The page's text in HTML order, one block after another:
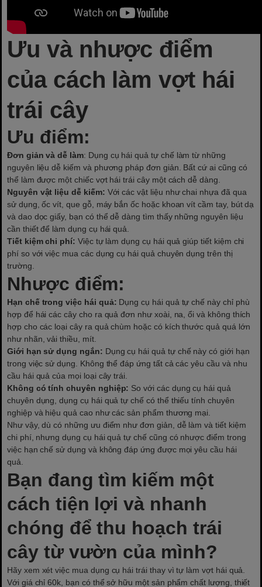
Ưu và nhược điểm
của cách làm vợt hái
trái cây
Ưu điểm:
Đơn giản và dễ làm: Dụng cụ hái quả tự chế làm từ những
nguyên liệu dễ kiếm và phương pháp đơn giản. Bất cứ ai cũng có
thể làm được một chiếc vợt hái trái cây một cách dễ dàng.
Nguyên vật liệu dễ kiếm: Với các vật liệu như chai nhựa đã qua
sử dụng, ốc vít, que gỗ, máy bắn ốc hoặc khoan vít cầm tay, bút dạ
và dao dọc giấy, bạn có thể dễ dàng tìm thấy những nguyên liệu
cần thiết để làm dụng cụ hái quả.
Tiết kiệm chi phí: Việc tự làmdụng cụ hái quả giúp tiết kiệm chi
phí so với việc mua các dụng cụ hái quả chuyên dụng trên thị
trường.
Nhược điểm:
Hạn chế trong việc hái quả: Dụng cụ hái quả tự chế này chỉ phù
hợp để hái các cây cho ra quả đơn như xoài, na, ổi và không thích
hợp cho các loại cây ra quả chùm hoặc có kích thước quả quá lớn
như nhãn, vải thiều, mít.
Giới hạn sử dụng ngắn: Dụng cụ hái quả tự chế này có giới hạn
trong việc sử dụng. Không thể đáp ứng tất cả các yêu cầu và nhu
cầu hái quả của mọi loại cây trái.
Không có tính chuyên nghiệp: So với các dụng cụ hái quả
chuyên dụng, dụng cụ hái quả tự chế có thể thiếu tính chuyên
nghiệp và hiệu quả cao như các sản phẩm thương mại.
Như vậy, dù có những ưu điểm như đơn giản, dễ làm và tiết kiệm
chi phí, nhưng dụng cụ hái quả tự chế cũng có nhược điểm trong
việc hạn chế sử dụng và không đáp ứng được mọi yêu cầu hái
quả.
Bạn đang tìm kiếm một
cách tiện lợi và nhanh
chóng để thu hoạch trái
cây từ vườn của mình?
Hãy xem xét việc mua dụng cụ hái trái thay vì tự làm vợt hái quả.
Với giá chỉ 60k, bạn có thể sở hữu một sản phẩm chất lượng, thiết